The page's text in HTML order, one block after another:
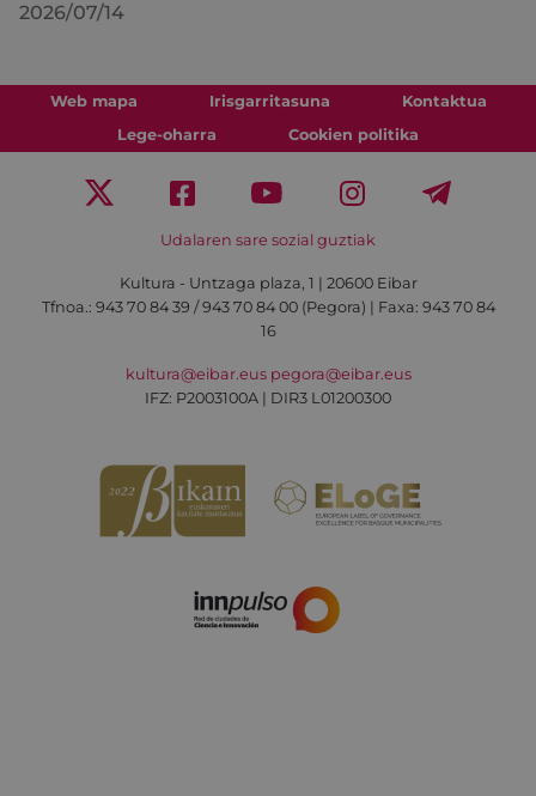
2026/07/14
Web mapa Irisgarritasuna
Kontaktua
Lege-oharra
Cookien politika
Udalaren sare sozial guztiak
Kultura - Untzaga plaza, 1 | 20600 Eibar
Tfnoa.: 943 70 84 39 / 943 70 84 00 (Pegora) | Faxa: 943 70 84
16
kultura@eibar.eus pegora@eibar.eus
IFZ: P2003100A | DIR3 L01200300